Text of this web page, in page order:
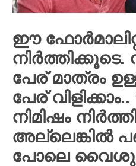
ഈ ഫോർമാലിറ്റി
പേര് മാത്രം
പേര്
നിമിഷം
അല്ലെങ്കിൽ
പോലെ